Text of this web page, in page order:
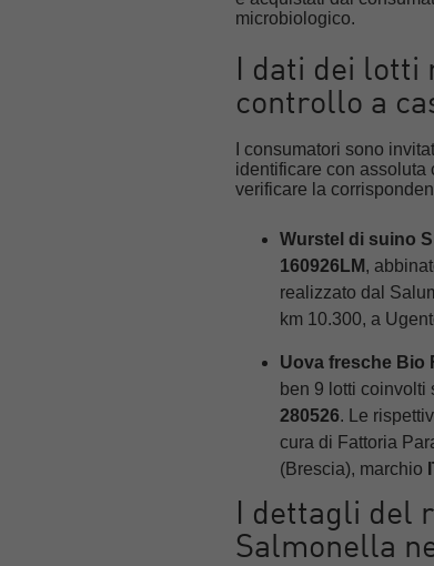
microbiologico.
I dati dei lotti
controllo a
I consumatori sono
identificare con assoluta
verificare la
Wurstel di suino
160926LM ,
realizzato dal
km 10.300, a
Uova fresche Bio
ben 9 lotti coinvolti
280526. Le
cura di Fattoria
(Brescia), marchio
I dettagli del
Salmonella